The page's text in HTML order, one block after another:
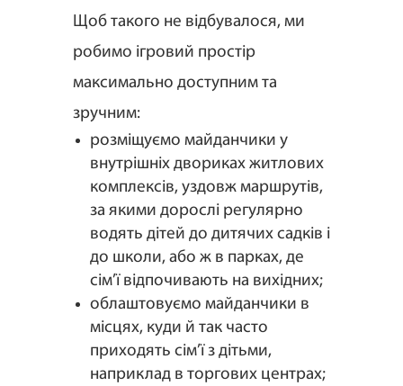
Щоб такого не відбувалося, ми
робимо ігровий простір
максимально доступним та
зручним:
розміщуємо майданчики у
внутрішніх двориках житлових
комплексів, уздовж маршрутів,
за якими дорослі регулярно
водять дітей до дитячих садків і
до школи, або ж в парках, де
сім’ї відпочивають на вихідних;
облаштовуємо майданчики в
місцях, куди й так часто
приходять сім’ї з дітьми,
наприклад в торгових центрах;